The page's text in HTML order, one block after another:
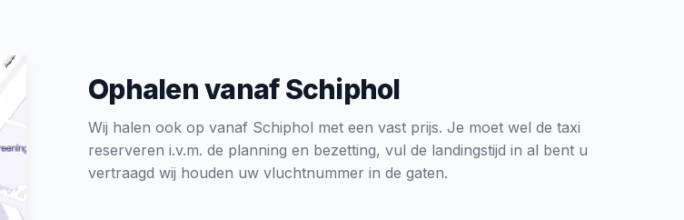
Ophalen vanaf Schiphol
Wij halen ook op vanaf Schiphol met een vast prijs. Je moet wel de taxi
reserveren i.v.m. de planning en bezetting, vul de landingstijd in al bent u
vertraagd wij houden uw vluchtnummer in de gaten.